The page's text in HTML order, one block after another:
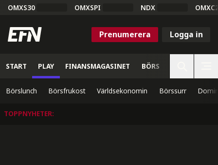
OMXS30 OMXSPI NDX
Prenumerera Logga in
START PLAY FINANSMAGASINET BÖRS
Börslunch Börsfrukost Världsekonomin Börssurr
TOPPNYHETER: